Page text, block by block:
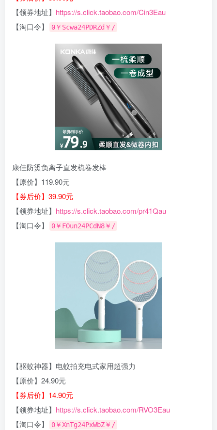
【领券地址】 https://s.click.taobao.com/Cin3Eau
【淘口令】
0￥Scwa24PDRZd￥/
康佳防烫负离子直发梳卷发棒
【原价】119.90元
【券后价】39.90元
【领券地址】 https://s.click.taobao.com/pr41Qau
【淘口令】
0￥FOun24PCdN8￥/
【驱蚊神器】电蚊拍充电式家用超强力
【原价】24.90元
【券后价】14.90元
【领券地址】 https://s.click.taobao.com/RVO3Eau
【淘口令】
0￥XnTg24PxWbZ￥/